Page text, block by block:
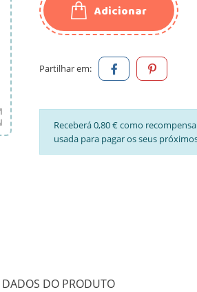
Adicionar
Partilhar em:
Receberá 0,80 € como
usada para pagar os seus
DADOS DO PRODUTO